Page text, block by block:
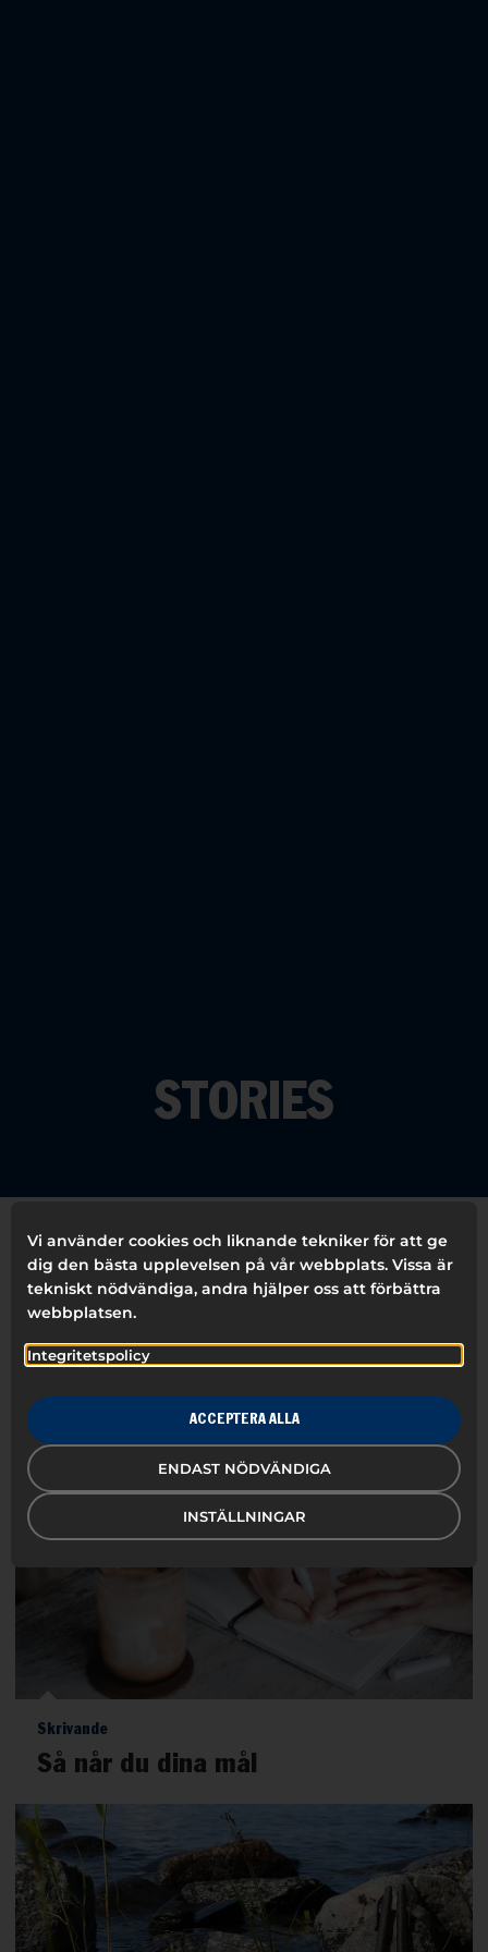
STORIES
FILTRERA
ALLA
HÅLLBARHET
Skrivande
Så når du dina mål
Vi använder cookies och liknande tekniker för att ge
dig den bästa upplevelsen på vår webbplats. Vissa är
tekniskt nödvändiga, andra hjälper oss att förbättra
webbplatsen.
Integritetspolicy
ENDAST NÖDVÄNDIGA
INSTÄLLNINGAR
ACCEPTERA ALLA